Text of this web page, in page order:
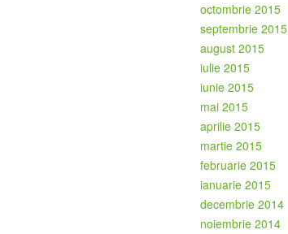
octombrie 2015
septembrie 2015
august 2015
iulie 2015
iunie 2015
mai 2015
aprilie 2015
martie 2015
februarie 2015
ianuarie 2015
decembrie 2014
noiembrie 2014